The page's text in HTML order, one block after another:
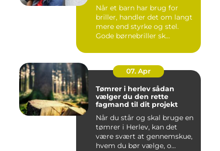
Når et barn har brug for
briller, handler det om langt
mere end styrke og stel.
Gode børnebriller sk...
07. Apr
Tømrer i herlev sådan
vælger du den rette
fagmand til dit projekt
Når du står og skal bruge en
tømrer i Herlev, kan det
være svært at gennemskue,
hvem du bør vælge, o...